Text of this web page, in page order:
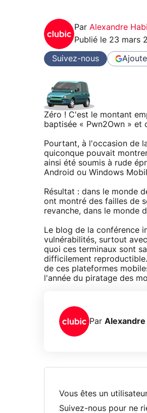
Par Alexandre
Publié le 23 mars
Suivez-nous
Zéro ! C'est le montant
baptisée « Pwn2Own » et
Pourtant, à l'occasion de
quiconque pouvait
ainsi été soumis à rude
Android ou Windows
Résultat : dans le monde
ont montré des failles de
revanche, dans le monde
Le blog de la conférence
vulnérabilités, surtout
quoi ces terminaux sont
difficilement
de ces plateformes
l'année du piratage des
Par Alexandre
Vous êtes un
Suivez-nous pour ne